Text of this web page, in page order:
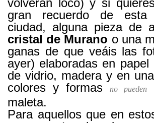
volverán loco) y si
gran recuerdo de esta
ciudad, alguna pieza de
cristal de Murano o una
ganas de que veáis las
ayer) elaboradas en papel
de vidrio, madera y en
colores y formasno pueden
maleta.
Para aquellos que en